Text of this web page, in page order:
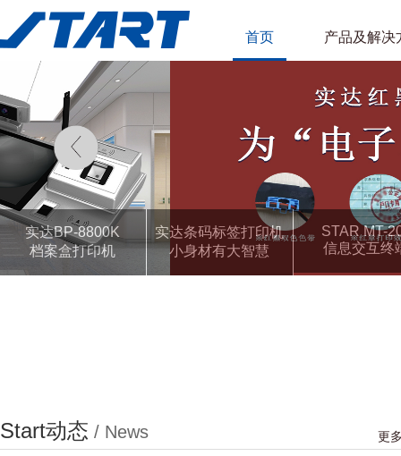
首页 产品及解决
实达BP-8800K
档案盒打印机
实达条码标签打印机
小身材有大智慧
STAR MT-
信息交互终
Start动态 / News 更